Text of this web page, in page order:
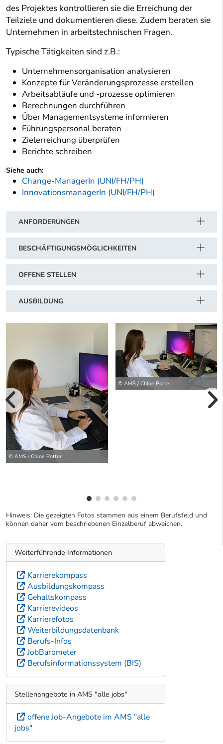
des Projektes kontrollieren sie die Erreichung der
Teilziele und dokumentieren diese. Zudem beraten sie
Unternehmen in arbeitstechnischen Fragen.
Typische Tätigkeiten sind z.B.:
Unternehmensorganisation analysieren
Konzepte für Veränderungsprozesse erstellen
Arbeitsabläufe und -prozesse optimieren
Berechnungen durchführen
Über Managementsysteme informieren
Führungspersonal beraten
Zielerreichung überprüfen
Berichte schreiben
Siehe auch:
Change-ManagerIn (UNI/FH/PH)
InnovationsmanagerIn (UNI/FH/PH)
ANFORDERUNGEN
BESCHÄFTIGUNGSMÖGLICHKEITEN
OFFENE STELLEN
AUSBILDUNG
© AMS / Chloe Potter
© AMS / Chloe Potter
Hinweis: Die gezeigten Fotos stammen aus einem Berufsfeld und
können daher vom beschriebenen Einzelberuf abweichen.
Weiterführende Informationen
Karrierekompass
Ausbildungskompass
Gehaltskompass
Karrierevideos
Karrierefotos
Weiterbildungsdatenbank
Berufs-Infos
JobBarometer
Berufsinformationssystem (BIS)
Stellenangebote in AMS "alle jobs"
offene Job-Angebote im AMS "alle
jobs"